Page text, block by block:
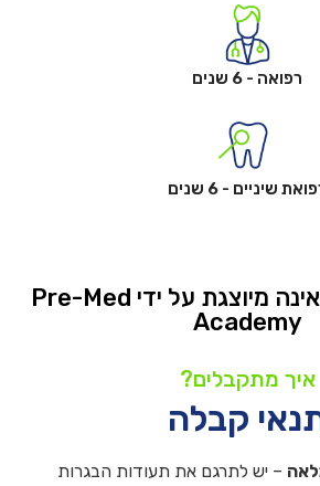
רפואה - 6 שנים
שיניים - 6 שנים
אוניברסיטה זו אינה מיוצגת על ידי Pre-Med
Academy
איך מתקבלים?
קבלה
– יש לתרגם את תעודות הבגרות